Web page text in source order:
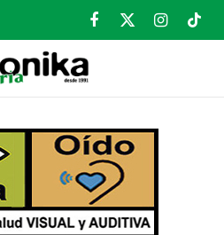
Facebook
X
Instagram